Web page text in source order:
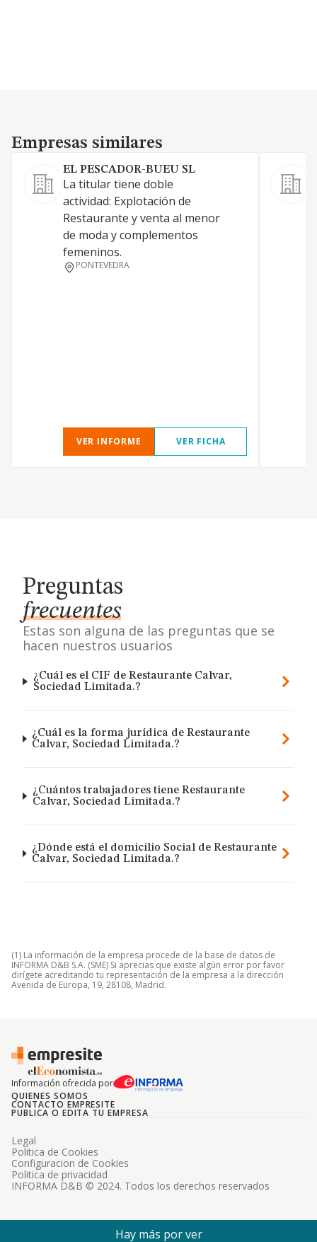
Empresas similares
Empresas similares
EL PESCADOR-BUEU SL
La titular tiene doble
actividad: Explotación de
Restaurante y venta al menor
de moda y complementos
femeninos.
PONTEVEDRA
VER INFORME VER FICHA
Preguntas
frecuentes
Estas son alguna de las preguntas que se
hacen nuestros usuarios
¿Cuál es el CIF de Restaurante Calvar,
Sociedad Limitada.?
¿Cuál es la forma jurídica de Restaurante
Calvar, Sociedad Limitada.?
¿Cuántos trabajadores tiene Restaurante
Calvar, Sociedad Limitada.?
¿Dónde está el domicilio Social de Restaurante
Calvar, Sociedad Limitada.?
(1) La información de la empresa procede de la base de datos de
INFORMA D&B S.A. (SME) Si aprecias que existe algún error por favor
dirígete acreditando tu representación de la empresa a la dirección
Avenida de Europa, 19, 28108, Madrid.
Información ofrecida por
QUIENES SOMOS
CONTACTO EMPRESITE
PUBLICA O EDITA TU EMPRESA
INFORMA D&B © 2024. Todos los derechos reservados
Legal
Politica de Cookies
Configuracion de Cookies
Politica de privacidad
Hay más por ver